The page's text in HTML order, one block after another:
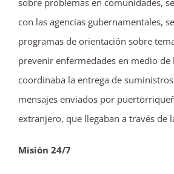
con las agencias gubernamentales,
programas de orientación sobre
prevenir enfermedades en medio de
coordinaba la entrega de
mensajes enviados por
extranjero, que llegaban a través de
Misión 24/7